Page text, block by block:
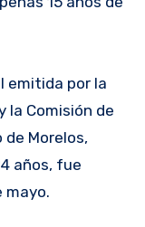
emitida por la
la Comisión de
Morelos,
años, fue
mayo.